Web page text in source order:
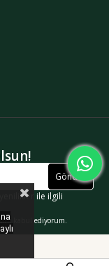
ile ilgili
Gönder
kabul ediyorum.